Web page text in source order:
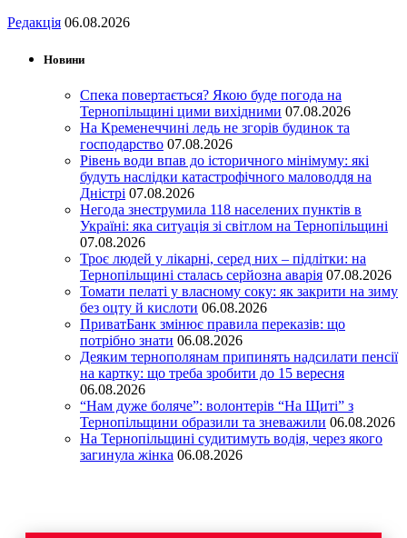
Редакція 06.08.2026
Новини
Спека повертається? Якою буде погода на
Тернопільщині цими вихідними 07.08.2026
На Кременеччині ледь не згорів будинок та
господарство 07.08.2026
Рівень води впав до історичного мінімуму: які
будуть наслідки катастрофічного маловоддя на
Дністрі 07.08.2026
Негода знеструмила 118 населених пунктів в
Україні: яка ситуація зі світлом на Тернопільщині
07.08.2026
Троє людей у лікарні, серед них – підлітки: на
Тернопільщині сталась серйозна аварія 07.08.2026
Томати пелаті у власному соку: як закрити на зиму
без оцту й кислоти 06.08.2026
ПриватБанк змінює правила переказів: що
потрібно знати 06.08.2026
Деяким тернополянам припинять надсилати пенсії
на картку: що треба зробити до 15 вересня
06.08.2026
“Нам дуже боляче”: волонтерів “На Щиті” з
Тернопільщини образили та зневажили 06.08.2026
На Тернопільщині судитимуть водія, через якого
загинула жінка 06.08.2026